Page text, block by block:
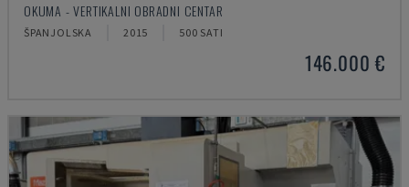
OKUMA - VERTIKALNI OBRADNI CENTAR
ŠPANJOLSKA 2015 500 SATI
146.000 €